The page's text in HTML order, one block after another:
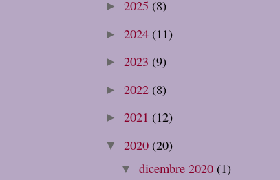
► 2025 (8)
► 2024 (11)
► 2023 (9)
► 2022 (8)
► 2021 (12)
▼ 2020 (20)
▼dicembre 2020 (1)